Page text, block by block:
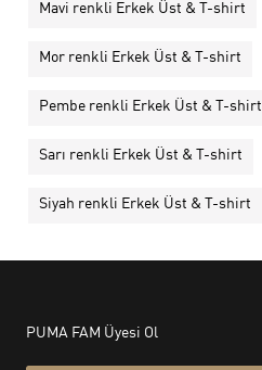
Mavi renkli Erkek Üst & T-shirt
Mor renkli Erkek Üst & T-shirt
Pembe renkli Erkek Üst & T-shirt
Sarı renkli Erkek Üst & T-shirt
Siyah renkli Erkek Üst & T-shirt